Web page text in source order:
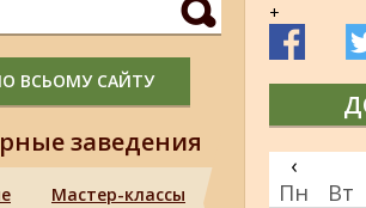
ВСЬОМУ САЙТУ
заведения
Мастер-классы
+
‹
Пн
Вт